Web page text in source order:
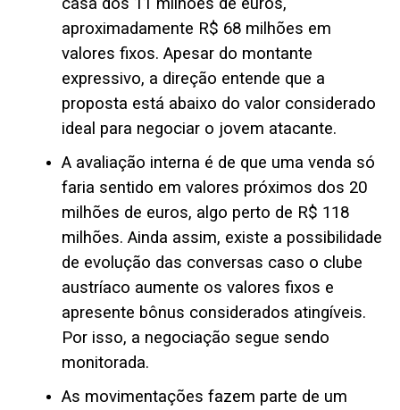
aproximadamente R$ 68 milhões em
valores fixos. Apesar do montante
expressivo, a direção entende que a
proposta está abaixo do valor considerado
ideal para negociar o jovem atacante.
A avaliação interna é de que uma venda só
faria sentido em valores próximos dos 20
milhões de euros, algo perto de R$ 118
milhões. Ainda assim, existe a possibilidade
de evolução das conversas caso o clube
austríaco aumente os valores fixos e
apresente bônus considerados atingíveis.
Por isso, a negociação segue sendo
monitorada.
As movimentações fazem parte de um